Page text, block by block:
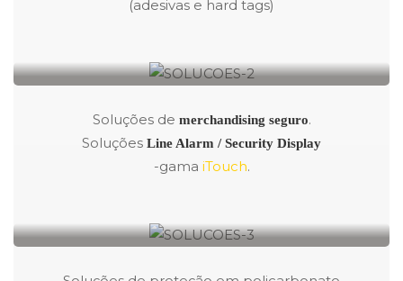
(adesivas e hard tags)
Soluções de merchandising seguro.
Soluções Line Alarm / Security Display
-gama iTouch.